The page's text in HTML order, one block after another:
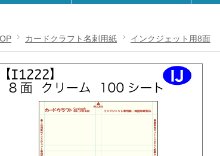
カードクラフト名刺用紙 インクジェット用8面